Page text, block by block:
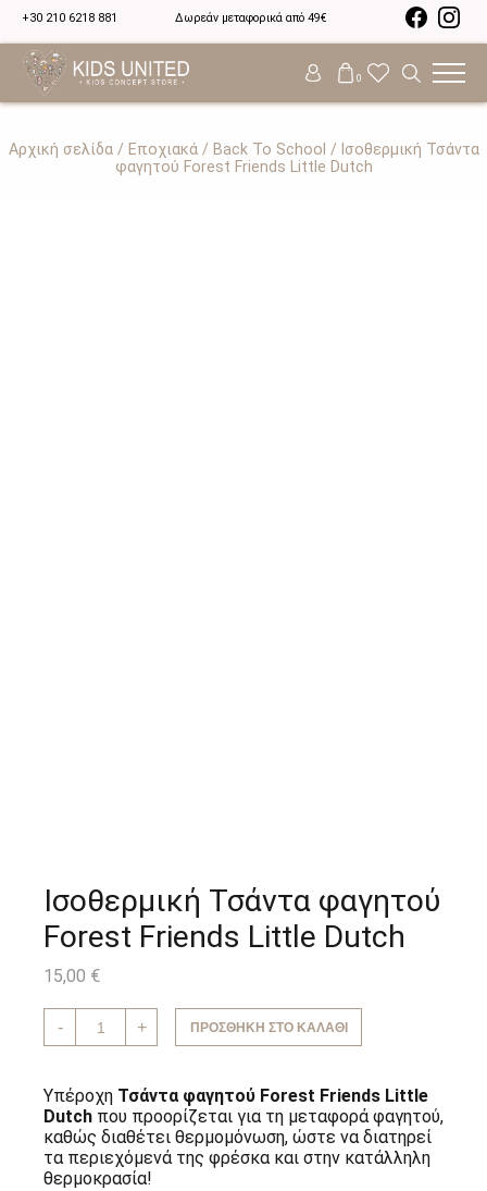
+30 210 6218 881 Δωρεάν μεταφορικά από 49€
0
Αρχική σελίδα/ Εποχιακά/ Back To School / Ισοθερμική Τσάντα
φαγητού Forest Friends Little Dutch
Ισοθερμική Τσάντα φαγητού
Forest Friends Little Dutch
15,00 €
-
Ισοθερμική
Τσάντα
φαγητού
Friends
Little
Dutch
ποσότητα
+ ΠΡΟΣΘΉΚΗ ΣΤΟ ΚΑΛΆΘΙ
Υπέροχη Τσάντα φαγητού Forest Friends Little
Dutch που προορίζεται για τη μεταφορά φαγητού,
καθώς διαθέτει θερμομόνωση, ώστε να διατηρεί
τα περιεχόμενά της φρέσκα και στην κατάλληλη
θερμοκρασία!